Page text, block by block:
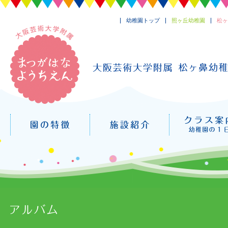
幼稚園トップ 照ヶ丘幼稚園 松